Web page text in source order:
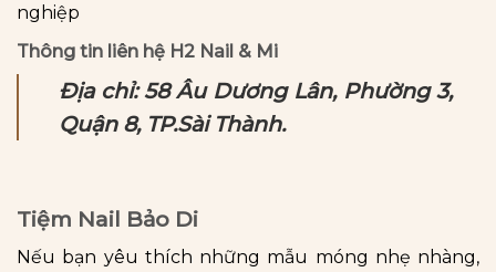
nghiệp
Thông tin liên hệ H2 Nail & Mi
Địa chỉ: 58 Âu Dương Lân, Phường 3,
Quận 8, TP.Sài Thành.
Tiệm Nail Bảo Di
Nếu bạn yêu thích những mẫu móng nhẹ nhàng,